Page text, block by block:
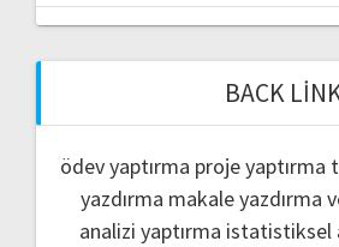
BACK
ödev yaptırma proje yaptırma
yazdırma makale yazdırma
analizi yaptırma istatistiksel